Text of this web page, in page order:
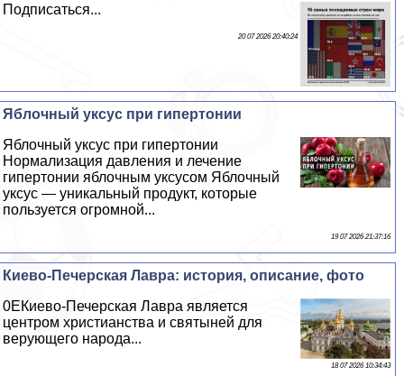
Подписаться...
20 07 2026 20:40:24
Яблочный уксус при гипертонии
Яблочный уксус при гипертонии
Нормализация давления и лечение
гипертонии яблочным уксусом Яблочный
уксус — уникальный продукт, которые
пользуется огромной...
19 07 2026 21:37:16
Киево-Печерская Лавра: история, описание, фото
0EКиево-Печерская Лавра является
центром христианства и святыней для
верующего народа...
18 07 2026 10:34:43